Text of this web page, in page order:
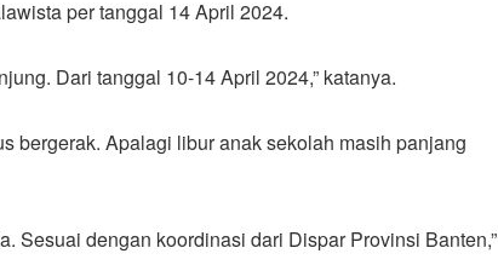
per tanggal 14 April 2024.
Dari tanggal 10-14 April 2024,” katanya.
bergerak. Apalagi libur anak sekolah masih panjang
Sesuai dengan koordinasi dari Dispar Provinsi Banten,”